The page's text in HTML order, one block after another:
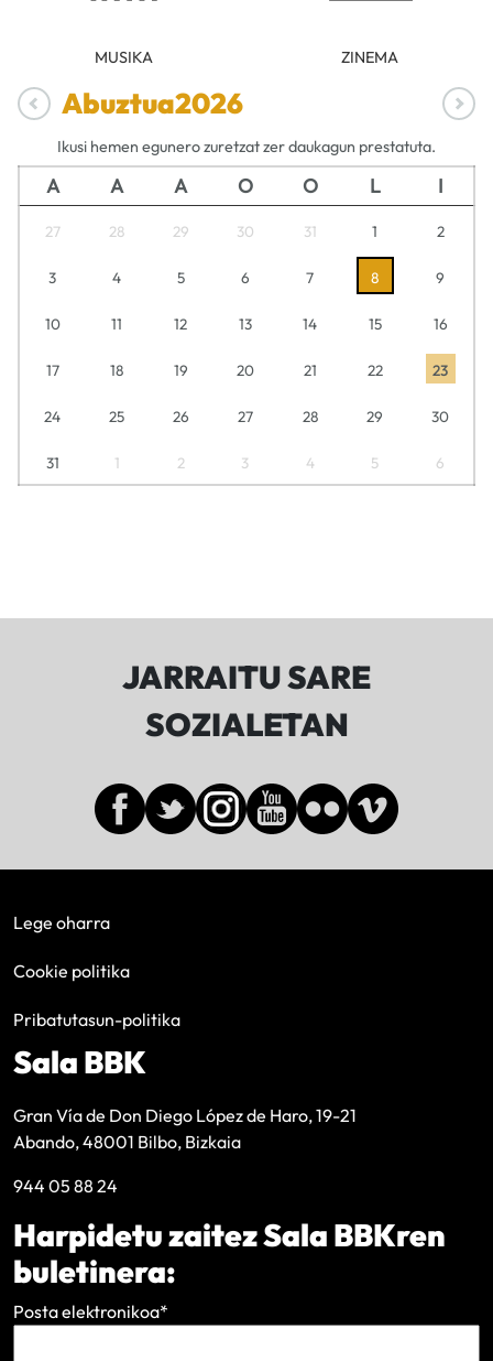
MUSIKA ZINEMA
Abuztua2026
Ikusi hemen egunero zuretzat zer daukagun prestatuta.
A A A O O L I
27 28 29 30 31 1 2
3 4 5 6 7 8 9
10 11 12 13 14 15 16
17 18 19 20 21 22 23
24 25 26 27 28 29 30
31 1 2 3 4 5 6
JARRAITU SARE
SOZIALETAN
Lege oharra
Cookie politika
Pribatutasun-politika
Sala BBK
Gran Vía de Don Diego López de Haro, 19-21
Abando, 48001 Bilbo, Bizkaia
944 05 88 24
Harpidetu zaitez Sala BBKren
buletinera:
Posta elektronikoa*